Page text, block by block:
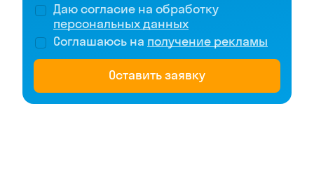
Даю согласие на обработку
персональных данных
Соглашаюсь на получение рекламы
Оставить заявку